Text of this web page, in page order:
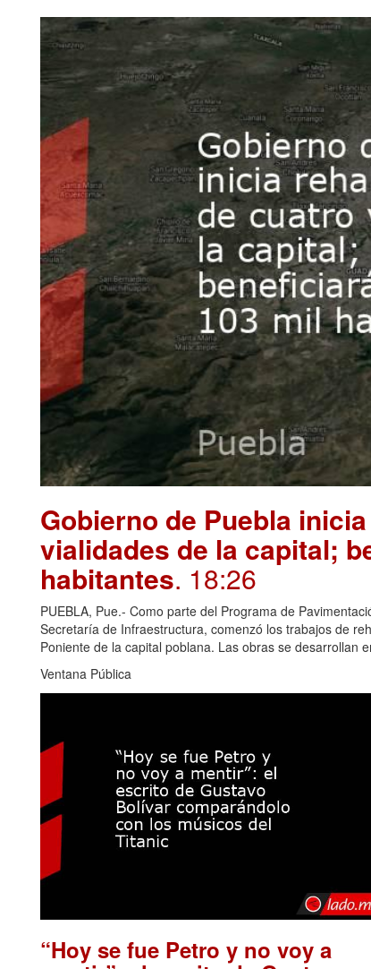
Gobierno de Puebla
vialidades de la capital;
habitantes. 18:26
PUEBLA, Pue.- Como parte del Programa de
Secretaría de Infraestructura, comenzó los trabajos de
Poniente de la capital poblana. Las obras se desarrollan
Ventana Pública
“Hoy se fue Petro y no voy a